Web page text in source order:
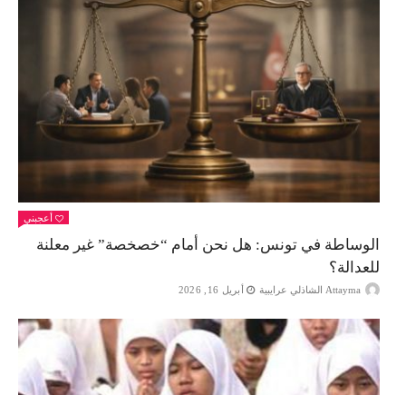
أعجبني
الوساطة في تونس: هل نحن أمام “خصخصة” غير معلنة
للعدالة؟
Attayma الشاذلي عرايبية أبريل 16, 2026